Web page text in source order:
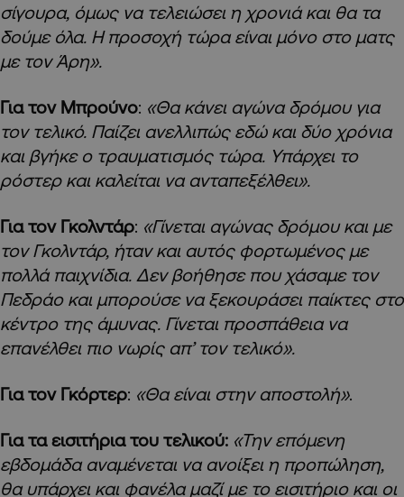
σίγουρα, όμως να τελειώσει η χρονιά και θα τα
δούμε όλα. H προσοχή τώρα είναι μόνο στο ματς
με τον Άρη».
Για τον Μπρούνο: «Θα κάνει αγώνα δρόμου για
τον τελικό. Παίζει ανελλιπώς εδώ και δύο χρόνια
και βγήκε ο τραυματισμός τώρα. Υπάρχει το
ρόστερ και καλείται να ανταπεξέλθει».
Για τον Γκολντάρ: «Γίνεται αγώνας δρόμου και με
τον Γκολντάρ, ήταν και αυτός φορτωμένος με
πολλά παιχνίδια. Δεν βοήθησε που χάσαμε τον
Πεδράο και μπορούσε να ξεκουράσει παίκτες στο
κέντρο της άμυνας. Γίνεται προσπάθεια να
επανέλθει πιο νωρίς απ’ τον τελικό».
Για τον Γκόρτερ: «Θα είναι στην αποστολή».
Για τα εισιτήρια του τελικού: «Την επόμενη
εβδομάδα αναμένεται να ανοίξει η προπώληση,
θα υπάρχει και φανέλα μαζί με το εισιτήριο και οι